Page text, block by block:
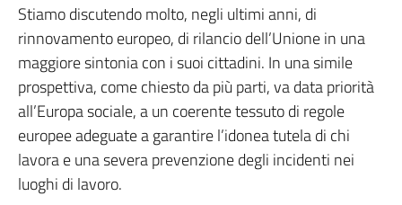
Stiamo discutendo molto, negli ultimi anni, di
rinnovamento europeo, di rilancio dell’Unione in una
maggiore sintonia con i suoi cittadini. In una simile
prospettiva, come chiesto da più parti, va data priorità
all’Europa sociale, a un coerente tessuto di regole
europee adeguate a garantire l’idonea tutela di chi
lavora e una severa prevenzione degli incidenti nei
luoghi di lavoro.